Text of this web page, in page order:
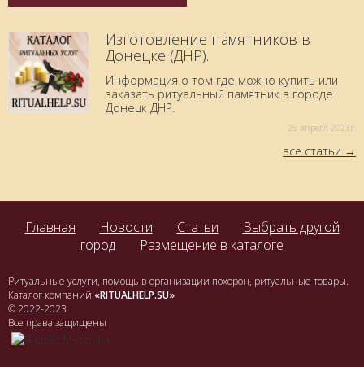
Изготовление памятников в
Донецке (ДНР).
Информация о том где можно купить или
заказать ритуальный памятник в городе
Донецк ДНР.
25 aпреля 2023г.
все статьи
Главная Новости Статьи
Выбрать другой
город
Размещение в каталоге
Ритуальные услуги, помощь в организации похорон, ритуальные товары.
Каталог компаний «RITUALHELP.SU»
© 2022-2023
Все права защищены